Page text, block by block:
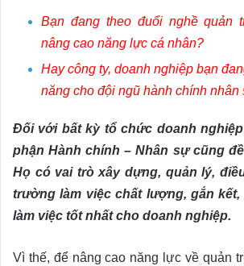
Bạn đang theo đuổi nghề quản
nâng cao năng lực cá nhân?
Hay công ty, doanh nghiệp bạn
năng cho đội ngũ hành chính nhân
Đối với bất kỳ tổ chức doanh
phận Hành chính – Nhân sự cũng
Họ có vai trò xây dựng, quản lý,
trường làm việc chất lượng, gắn kết,
làm việc tốt nhất cho doanh nghiệp.
Vì thế, để nâng cao năng lực về quản